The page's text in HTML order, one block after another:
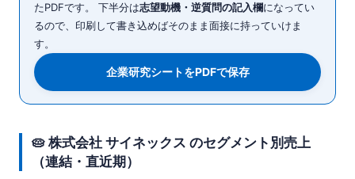
たPDFです。 下半分は志望動機・逆質問の記入欄になってい
るので、印刷して書き込めばそのまま面接に持っていけま
す。
企業研究シートをPDFで保存
🥧 株式会社 サイネックス のセグメント別売上
（連結・直近期）